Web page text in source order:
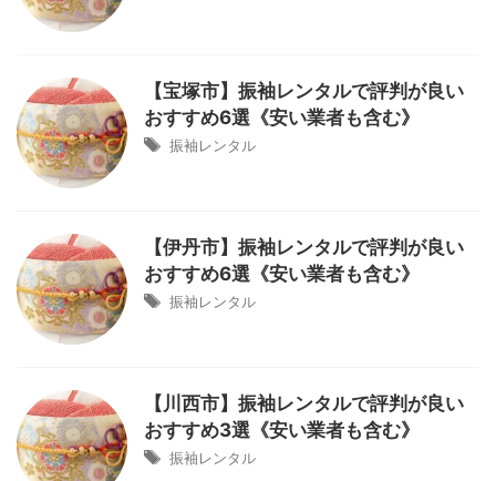
【宝塚市】振袖レンタルで評判が良い
おすすめ6選《安い業者も含む》
振袖レンタル
【伊丹市】振袖レンタルで評判が良い
おすすめ6選《安い業者も含む》
振袖レンタル
【川西市】振袖レンタルで評判が良い
おすすめ3選《安い業者も含む》
振袖レンタル